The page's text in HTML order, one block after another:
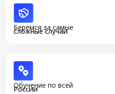
Беремся за самые
сложные случаи
Обучение по всей
России